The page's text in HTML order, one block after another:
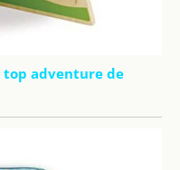
top adventure de